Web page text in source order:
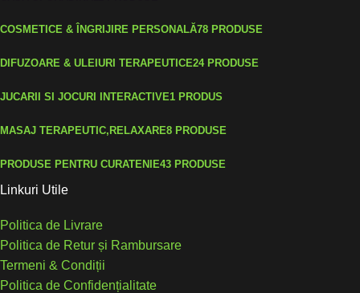
COSMETICE & ÎNGRIJIRE PERSONALĂ78 PRODUSE
DIFUZOARE & ULEIURI TERAPEUTICE24 PRODUSE
JUCARII SI JOCURI INTERACTIVE1 PRODUS
MASAJ TERAPEUTIC,RELAXARE8 PRODUSE
PRODUSE PENTRU CURATENIE43 PRODUSE
Linkuri Utile
Politica de Livrare
Politica de Retur și Rambursare
Termeni & Condiții
Politica de Confidențialitate